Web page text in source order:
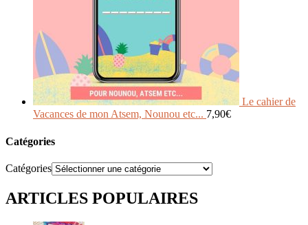
Le cahier de
Vacances de mon Atsem, Nounou etc... 7,90€
Catégories
Catégories
ARTICLES POPULAIRES